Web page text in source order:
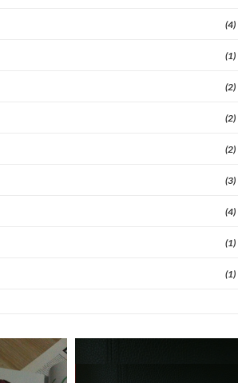
(4)
(1)
(2)
(2)
(2)
(3)
(4)
(1)
(1)